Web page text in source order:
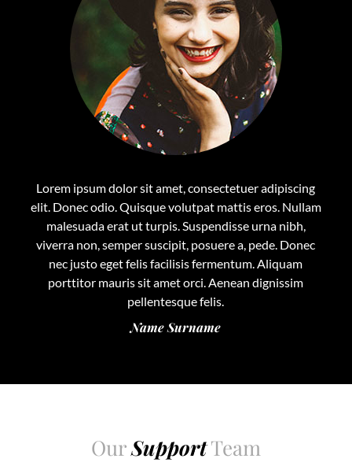
Lorem ipsum dolor sit amet, consectetuer adipiscing
elit. Donec odio. Quisque volutpat mattis eros. Nullam
malesuada erat ut turpis. Suspendisse urna nibh,
viverra non, semper suscipit, posuere a, pede. Donec
nec justo eget felis facilisis fermentum. Aliquam
porttitor mauris sit amet orci. Aenean dignissim
pellentesque felis.
Name Surname
OurSupportTeam